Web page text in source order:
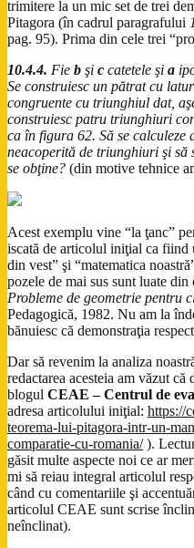
trimitere la un mic set de trei
Pitagora (în cadrul paragrafului
pag. 95). Prima din cele trei
10.4.4. Fie b şi c catetele şi a
Se construiesc un pătrat cu
congruente cu triunghiul dat,
construiesc patru triunghiuri
ca în figura 62. Să se
neacoperită de triunghiuri şi să
se obţine? (din motive tehnice
Acest exemplu vine “la ţanc”
iscată de articolul iniţial ca fiind
din vest” şi “matematica
pozele de mai sus sunt luate
Probleme de geometrie pentru
Pedagogică, 1982. Nu am la
bănuiesc că demonstraţia
Dar să revenim la analiza
redactarea acesteia am văzut
blogul CEAE – Centrul de
adresa articolului iniţial: https://
teorema-lui-pitagora-intr-un-
comparatie-cu-romania/).
găsit multe aspecte noi ce ar
mi să reiau integral articolul
când cu comentariile şi
articolul CEAE sunt scrise
neînclinat).